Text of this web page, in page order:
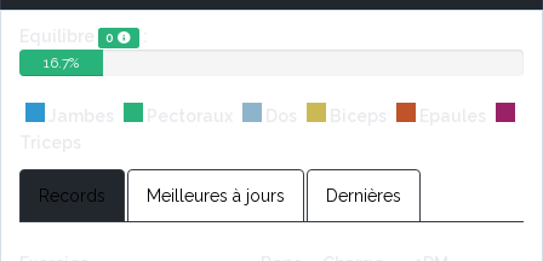
0
Cette valeur indique l'équilibre et doit être la plus proche de 0.
:
16.7%
Records Meilleures à jours Dernières